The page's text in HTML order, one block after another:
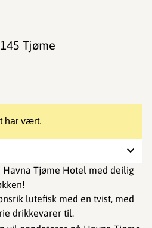
har vært.
Tjøme Hotel med deilig
lutefisk med en tvist, med
drikkevarer til.
Tjøme